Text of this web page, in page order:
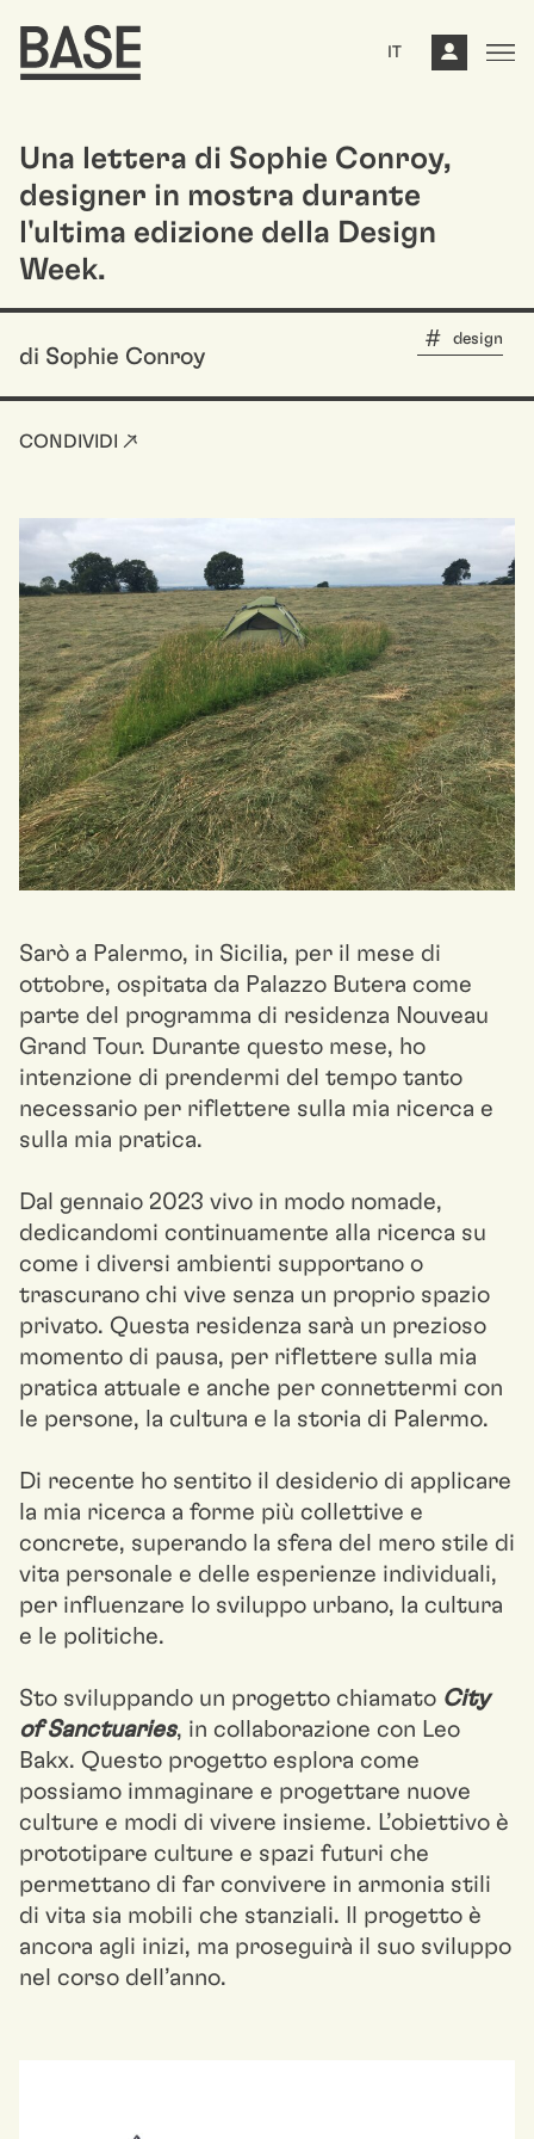
IT
Una lettera di Sophie Conroy,
designer in mostra durante
l'ultima edizione della Design
Week.
di Sophie Conroy
design
CONDIVIDI ↗
Sarò a Palermo, in Sicilia, per il mese di
ottobre, ospitata da Palazzo Butera come
parte del programma di residenza Nouveau
Grand Tour. Durante questo mese, ho
intenzione di prendermi del tempo tanto
necessario per riflettere sulla mia ricerca e
sulla mia pratica.
Dal gennaio 2023 vivo in modo nomade,
dedicandomi continuamente alla ricerca su
come i diversi ambienti supportano o
trascurano chi vive senza un proprio spazio
privato. Questa residenza sarà un prezioso
momento di pausa, per riflettere sulla mia
pratica attuale e anche per connettermi con
le persone, la cultura e la storia di Palermo.
Di recente ho sentito il desiderio di applicare
la mia ricerca a forme più collettive e
concrete, superando la sfera del mero stile di
vita personale e delle esperienze individuali,
per influenzare lo sviluppo urbano, la cultura
e le politiche.
Sto sviluppando un progetto chiamato City
of Sanctuaries, in collaborazione con Leo
Bakx. Questo progetto esplora come
possiamo immaginare e progettare nuove
culture e modi di vivere insieme. L’obiettivo è
prototipare culture e spazi futuri che
permettano di far convivere in armonia stili
di vita sia mobili che stanziali. Il progetto è
ancora agli inizi, ma proseguirà il suo sviluppo
nel corso dell’anno.